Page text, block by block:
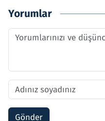
Yorumlar
Gönder